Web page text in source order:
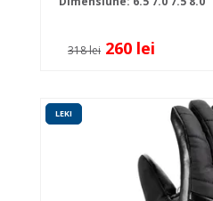
318 lei 260 lei
LEKI